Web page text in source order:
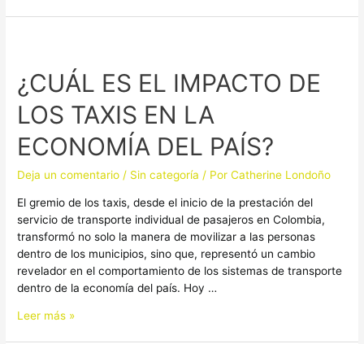
¿CUÁL ES EL IMPACTO DE
LOS TAXIS EN LA
ECONOMÍA DEL PAÍS?
Deja un comentario / Sin categoría / PorCatherine Londoño
El gremio de los taxis, desde el inicio de la prestación del
servicio de transporte individual de pasajeros en Colombia,
transformó no solo la manera de movilizar a las personas
dentro de los municipios, sino que, representó un cambio
revelador en el comportamiento de los sistemas de transporte
dentro de la economía del país. Hoy …
EL
IMPACTO
DE
LOS
TAXIS
LA
ECONOMÍA
DEL
PAÍS?
Leer más »